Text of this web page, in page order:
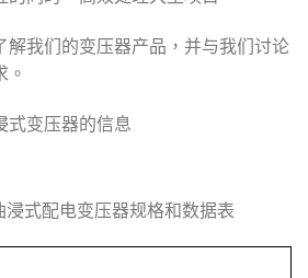
解我们的变压器产品，并与我们讨论
。
式变压器的信息
浸式配电变压器规格和数据表